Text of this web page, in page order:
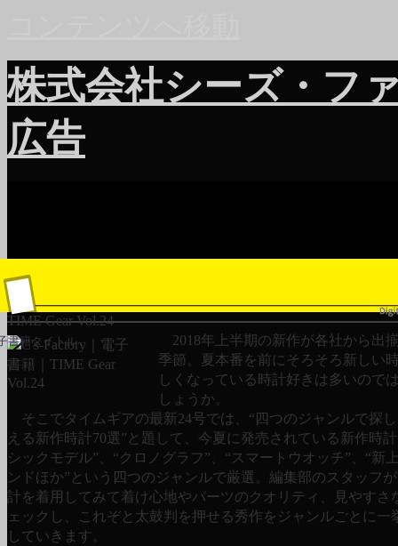
株式会社シーズ・フ
広告
書籍タイトル
TIME Gear Vol.24
2018年上半期の新作が各社から出
季節。夏本番を前にそろそろ新しい
しくなっている時計好きは多いので
しょうか。
そこでタイムギアの最新24号では、“四つのジャンルで探
える新作時計70選”と題して、今夏に発売されている新作時
シックモデル”、“クロノグラフ”、“スマートウオッチ”、“新
ンドほか”という四つのジャンルで厳選。編集部のスタッフ
計を着用してみて着け心地やパーツのクオリティ、見やすさ
ェックし、これぞと太鼓判を押せる秀作をジャンルごとに一
していきます。